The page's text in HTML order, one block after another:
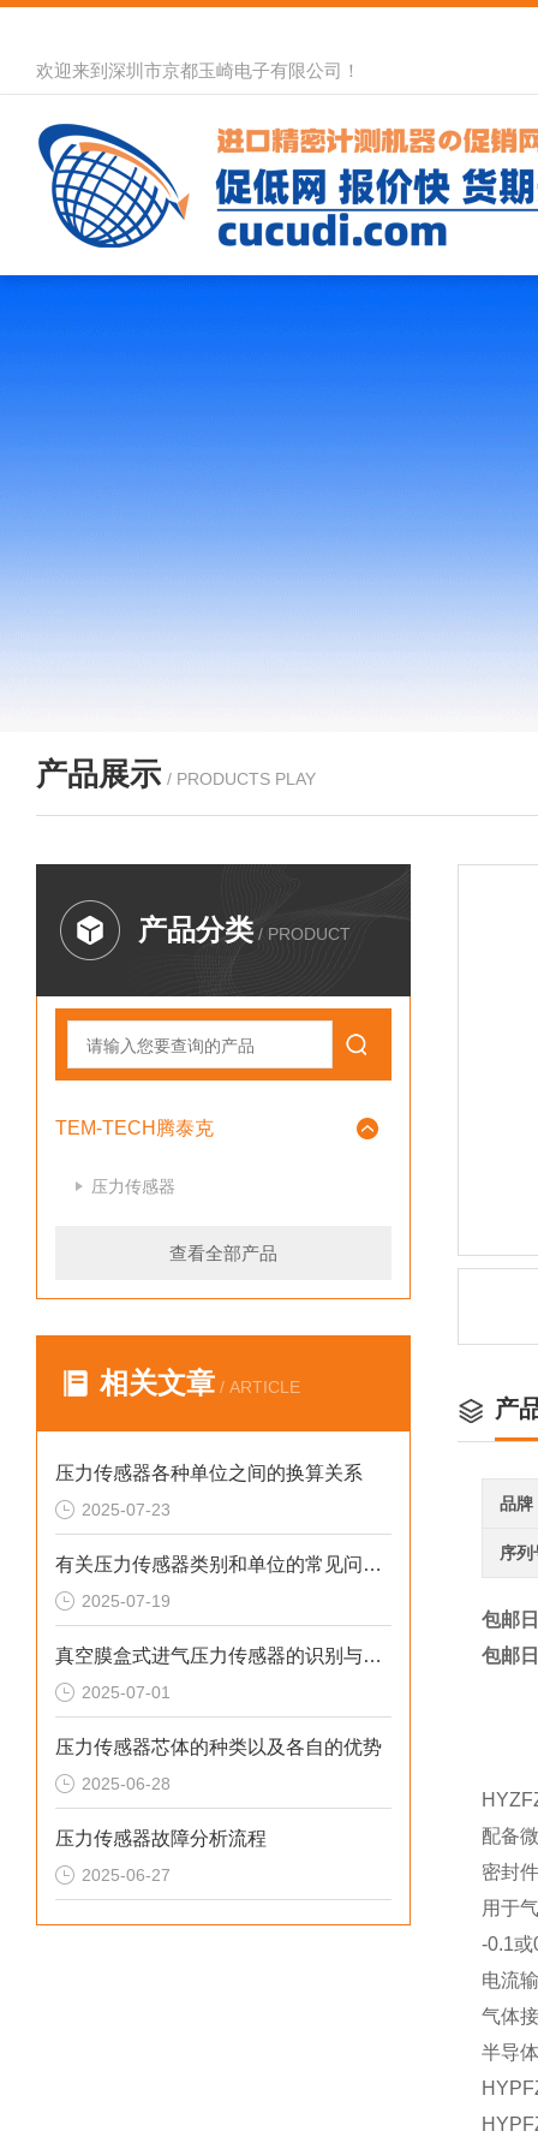
欢迎来到深圳市京都玉崎电子有限公司！
产品展示 / PRODUCTS PLAY
产品分类 / PRODUCT
TEM-TECH腾泰克
压力传感器
查看全部产品
相关文章 / ARTICLE
压力传感器各种单位之间的换算关系
2025-07-23
有关压力传感器类别和单位的常见问题回答
2025-07-19
真空膜盒式进气压力传感器的识别与检测
2025-07-01
压力传感器芯体的种类以及各自的优势
2025-06-28
压力传感器故障分析流程
2025-06-27
产
品牌
序列
包邮
包邮
配备
密封
用于
-0.1或
电流
气体
半导